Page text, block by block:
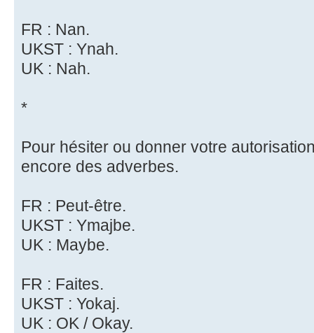
FR : Nan.
UKST : Ynah.
UK : Nah.
*
Pour hésiter ou donner votre
encore des adverbes.
FR : Peut-être.
UKST : Ymajbe.
UK : Maybe.
FR : Faites.
UKST : Yokaj.
UK : OK / Okay.